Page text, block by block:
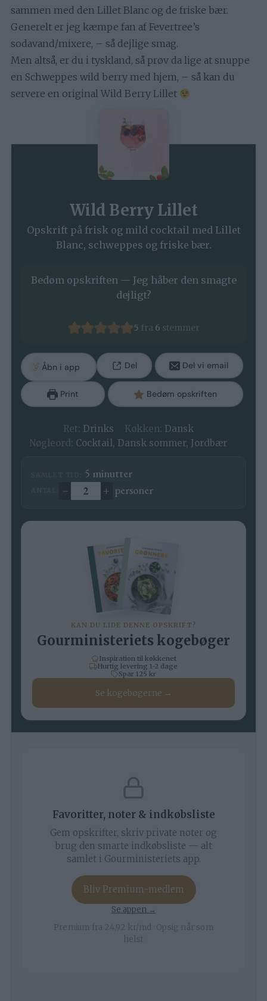
sammen med den Lillet Blanc og de friske bær.
Generelt er jeg kæmpe fan af Fevertree’s
sodavand/mixere, – så dejlige smag.
Men altså, er du i tyskland, så prøv da lige at snuppe
en Schweppes wild berry med hjem, – så kan du
servere en original Wild Berry Lillet
Wild Berry Lillet
Opskrift på frisk og mild cocktail med Lillet
Blanc, schweppes og friske bær.
Bedøm opskriften — Jeg håber den smagte
dejligt?
5 fra 6 stemmer
Åbn i app Del Del vi email
Print Bedøm opskriften
Ret: Drinks Køkken: Dansk
Nøgleord: Cocktail, Dansk sommer, Jordbær
5minutter
minutter
Ændre antal
– + personer
KAN DU LIDE DENNE OPSKRIFT?
Gourministeriets kogebøger
Inspiration til køkkenet
Hurtig levering 1-2 dage
Spar 125 kr
Se kogebøgerne →
Favoritter, noter & indkøbsliste
Gem opskrifter, skriv private noter og
brug den smarte indkøbsliste — alt
samlet i Gourministeriets app.
Bliv Premium-medlem
Se appen →
Premium fra 24,92 kr/md · Opsig når som
helst